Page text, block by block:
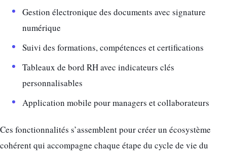
Gestion électronique des documents avec signature
numérique
Suivi des formations, compétences et certifications
Tableaux de bord RH avec indicateurs clés
personnalisables
Application mobile pour managers et collaborateurs
Ces fonctionnalités s’assemblent pour créer un écosystème
cohérent qui accompagne chaque étape du cycle de vie du